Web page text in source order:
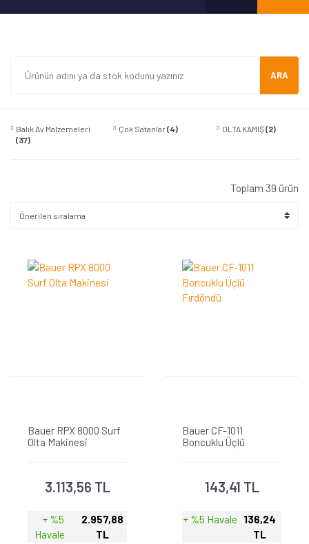
ARA
Balık Av Malzemeleri
(37)
Çok Satanlar(4) OLTA KAMIŞ(2)
Toplam 39 ürün
Bauer RPX 8000 Surf
Olta Makinesi
3.113,56 TL
+ %5
Havale
2.957,88
TL
Bauer CF-1011
Boncuklu Üçlü
143,41 TL
+ %5 Havale
136,24
TL